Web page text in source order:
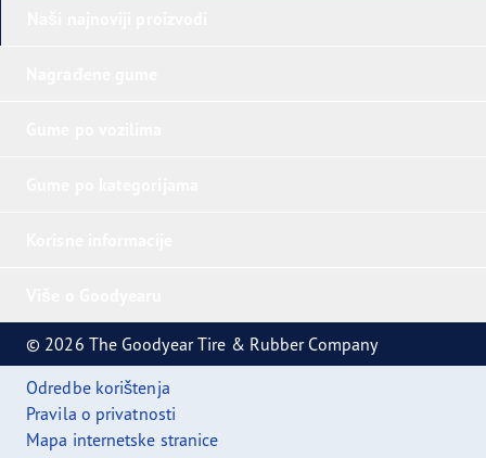
© 2026 The Goodyear Tire & Rubber Company
Odredbe korištenja
Pravila o privatnosti
Mapa internetske stranice